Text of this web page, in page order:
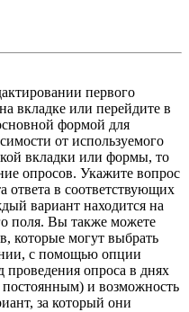
первого
вкладке или перейдите в
формой для
от используемого
вкладки или формы, то
опросов. Укажите вопрос
ответа в соответствующих
вариант находится на
поля. Вы также можете
которые могут выбрать
с помощью опции
проведения опроса в днях
постоянным) и возможность
за который они